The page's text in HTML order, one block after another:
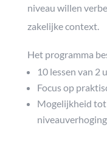
niveau willen
zakelijke context.
Het programma
10 lessen van 2
Focus op
Mogelijkheid
niveauverhoging